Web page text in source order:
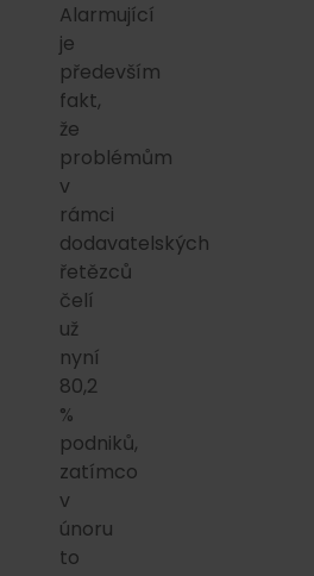
Alarmující
je
především
fakt,
že
problémům
v
rámci
dodavatelských
řetězců
čelí
už
nyní
80,2
%
podniků,
zatímco
v
únoru
to